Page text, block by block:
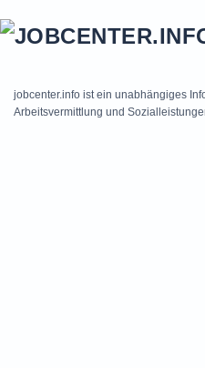
jobcenter.info ist ein unabhängiges
Arbeitsvermittlung und